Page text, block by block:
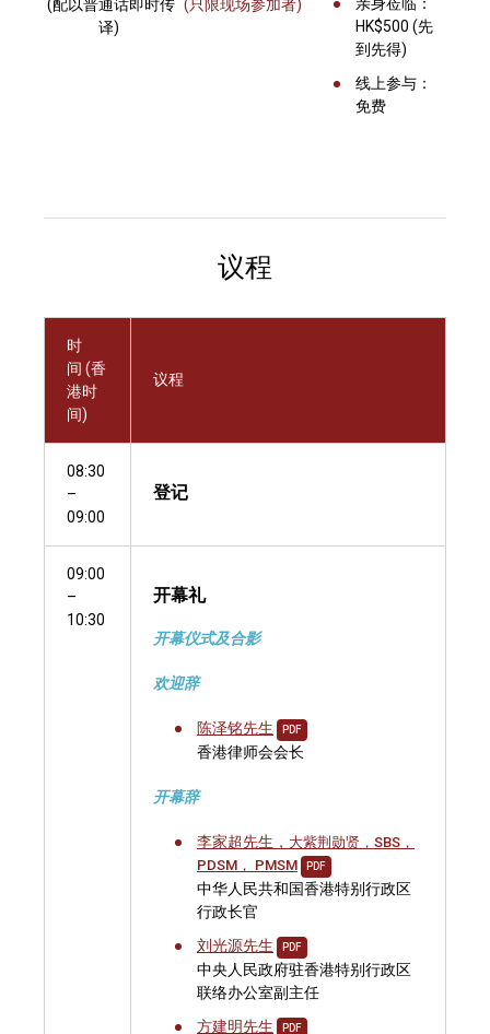
(配以普通话即时传
译)
(只限现场参加者)
HK$500 (先
到先得)
线上参与：
免费
议程
时
间 (香
港时
间)
议程
08:30
–
09:00
登记
09:00
–
10:30
开幕礼
开幕仪式及合影
欢迎辞
陈泽铭先生 PDF
香港律师会会长
开幕辞
李家超先生， 大紫荆勋贤，SBS，
PDSM， PMSM
PDF
中华人民共和国香港特别行政区
行政长官
刘光源先生
PDF
中央人民政府驻香港特别行政区
联络办公室副主任
方建明先生
PDF